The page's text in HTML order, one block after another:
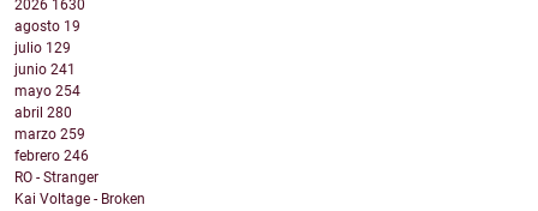
2026 1630
agosto 19
julio 129
junio 241
mayo 254
abril 280
marzo 259
febrero 246
RO - Stranger
Kai Voltage - Broken